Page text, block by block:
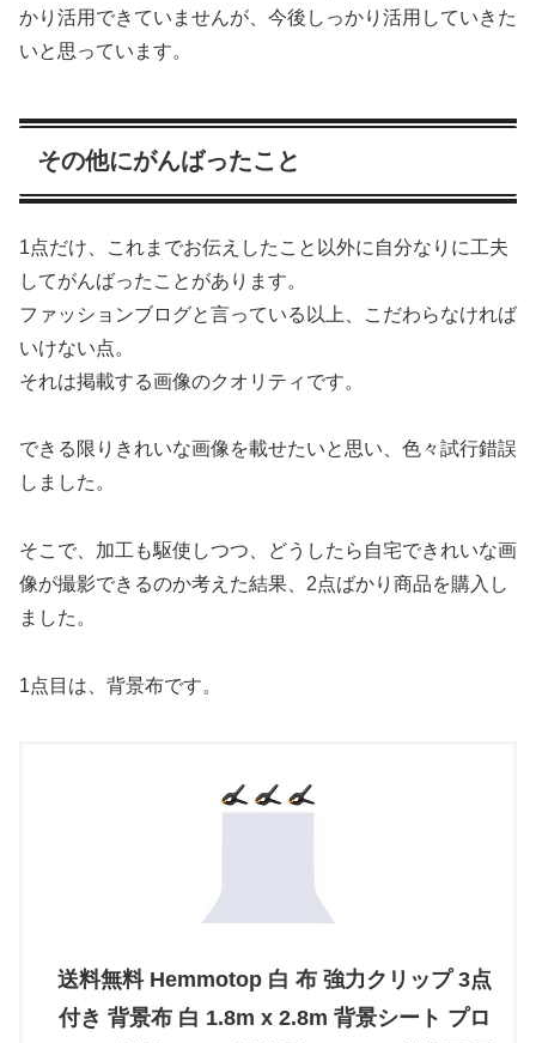
かり活用できていませんが、今後しっかり活用していきた
いと思っています。
その他にがんばったこと
1点だけ、これまでお伝えしたこと以外に自分なりに工夫
してがんばったことがあります。
ファッションブログと言っている以上、こだわらなければ
いけない点。
それは掲載する画像のクオリティです。
できる限りきれいな画像を載せたいと思い、色々試行錯誤
しました。
そこで、加工も駆使しつつ、どうしたら自宅できれいな画
像が撮影できるのか考えた結果、2点ばかり商品を購入し
ました。
1点目は、背景布です。
送料無料 Hemmotop 白 布 強力クリップ 3点
付き 背景布 白 1.8m x 2.8m 背景シート プロ